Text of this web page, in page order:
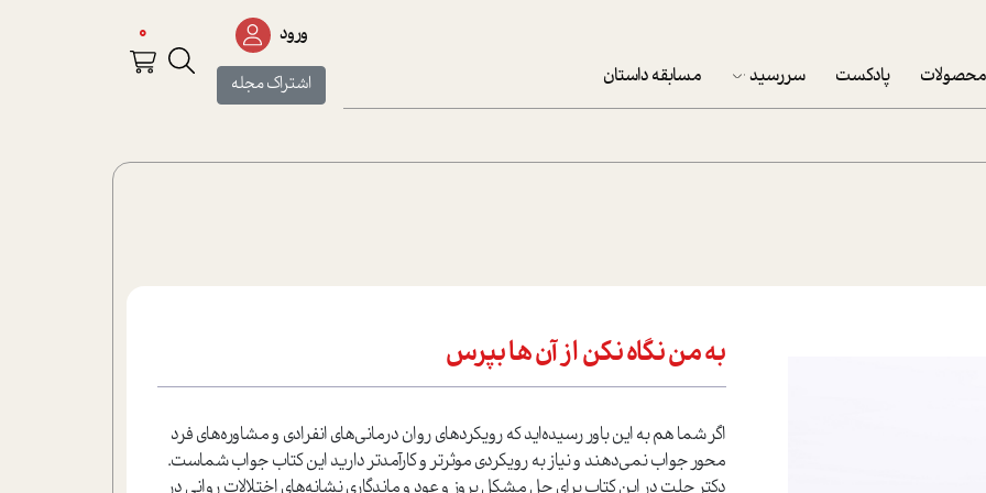
محصولات پادکست سررسید
تقویم دیواری
مسابقه داستان
ورود
اشتراک مجله
0
به من نگاه نکن از آن ها بپرس
اگر شما هم به این باور رسیده‌اید که رویکردهای روان درمانی‌های انفرادی و مشاوره‌های فرد
محور جواب نمی‌دهند و نیاز به رویکردی موثرتر و کارآمدتر دارید این کتاب جواب شماست.